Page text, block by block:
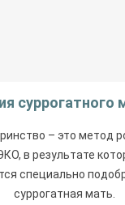
суррогатного
– это метод
в результате
специально
суррогатная мать.